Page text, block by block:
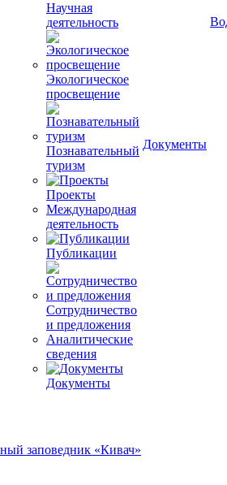
Научная
деятельность
Экологическое
просвещение
Познавательный
туризм
Проекты
Международная
деятельность
Публикации
Сотрудничество
и предложения
Аналитические
сведения
Документы
Документы